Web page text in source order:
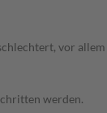
vor
werden.